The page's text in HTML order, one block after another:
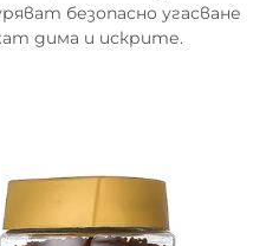
безопасно угасване
дима и искрите.